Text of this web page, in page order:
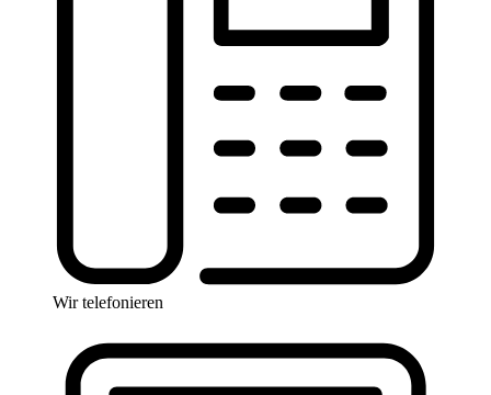
Wir telefonieren